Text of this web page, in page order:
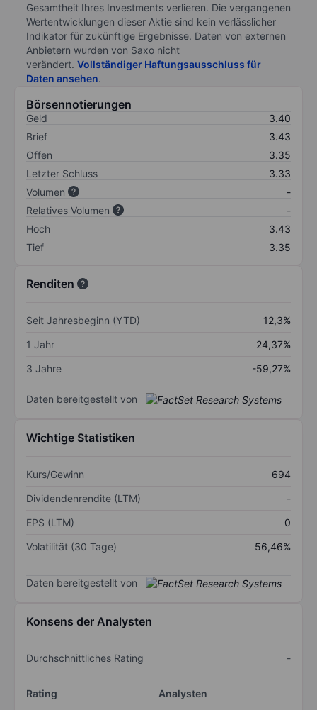
Gesamtheit Ihres Investments verlieren. Die vergangenen
Wertentwicklungen dieser Aktie sind kein verlässlicher
Indikator für zukünftige Ergebnisse. Daten von externen
Anbietern wurden von Saxo nicht
verändert. Vollständiger Haftungsausschluss für
Daten ansehen.
Börsennotierungen
Geld
3.40
Brief
3.43
Offen
3.35
Letzter Schluss
3.33
Volumen
-
Relatives Volumen
-
Hoch
3.43
Tief
3.35
Renditen
Seit Jahresbeginn (YTD)
12,3%
1 Jahr
24,37%
3 Jahre
-59,27%
Daten bereitgestellt von
Wichtige Statistiken
Kurs/Gewinn
694
Dividendenrendite (LTM)
-
EPS (LTM)
0
Volatilität (30 Tage)
56,46%
Daten bereitgestellt von
Konsens der Analysten
Durchschnittliches Rating -
Rating
Analysten